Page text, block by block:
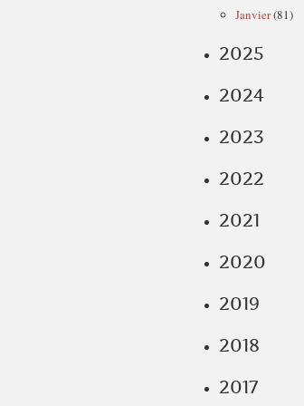
Janvier(81)
2025
2024
2023
2022
2021
2020
2019
2018
2017